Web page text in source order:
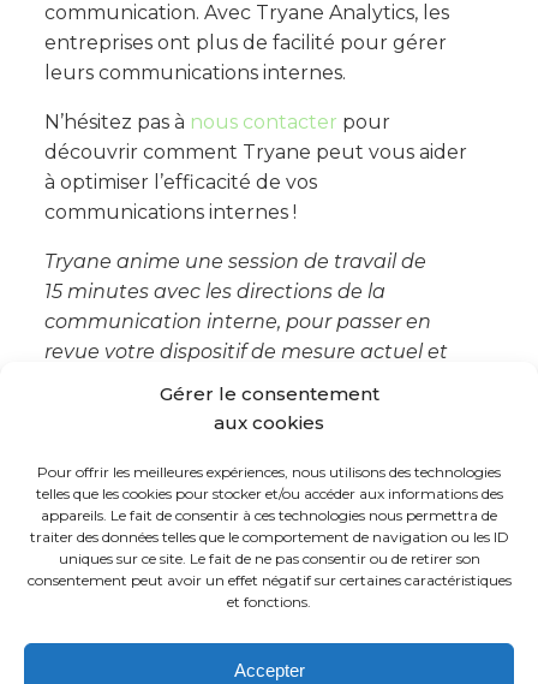
Gérer le consentement
aux cookies
Pour offrir les meilleures expériences, nous utilisons des technologies
telles que les cookies pour stocker et/ou accéder aux informations des
appareils. Le fait de consentir à ces technologies nous permettra de
traiter des données telles que le comportement de navigation ou les ID
uniques sur ce site. Le fait de ne pas consentir ou de retirer son
consentement peut avoir un effet négatif sur certaines caractéristiques
et fonctions.
Accepter
communication. Avec Tryane Analytics, les
entreprises ont plus de facilité pour gérer
leurs communications internes.
N’hésitez pas à nous contacter pour
découvrir comment Tryane peut vous aider
à optimiser l’efficacité de vos
communications internes !
Tryane anime une session de travail de
15 minutes avec les directions de la
communication interne, pour passer en
revue votre dispositif de mesure actuel et
montrer où se situent les angles morts de
segmentation sur votre propre tenant
Jérémy.
FR